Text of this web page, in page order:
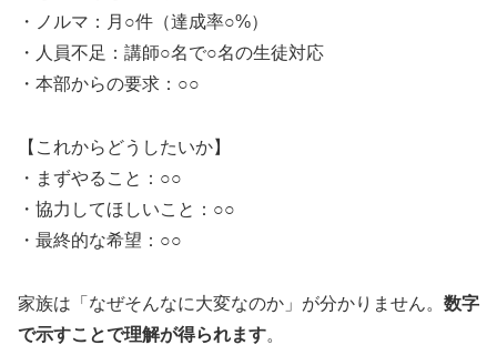
・ノルマ：月○件（達成率○%）
・人員不足：講師○名で○名の生徒対応
・本部からの要求：○○
【これからどうしたいか】
・まずやること：○○
・協力してほしいこと：○○
・最終的な希望：○○
家族は「なぜそんなに大変なのか」が分かりません。 数字
で示すことで理解が得られます。